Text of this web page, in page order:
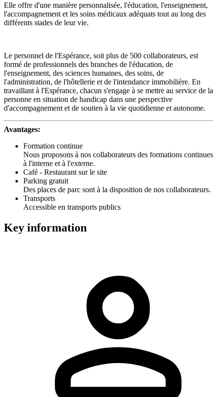
Elle offre d'une manière personnalisée, l'éducation, l'enseignement,
l'accompagnement et les soins médicaux adéquats tout au long des
différents stades de leur vie.
Le personnel de l'Espérance, soit plus de 500 collaborateurs, est
formé de professionnels des branches de l'éducation, de
l'enseignement, des sciences humaines, des soins, de
l'administration, de l'hôtellerie et de l'intendance immobilière. En
travaillant à l'Espérance, chacun s'engage à se mettre au service de la
personne en situation de handicap dans une perspective
d'accompagnement et de soutien à la vie quotidienne et autonome.
Avantages:
Formation continue
Nous proposons à nos collaborateurs des formations continues
à l'interne et à l'externe.
Café - Restaurant sur le site
Parking gratuit
Des places de parc sont à la disposition de nos collaborateurs.
Transports
Accessible en transports publics
Key information